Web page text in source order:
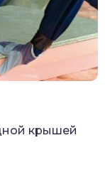
крышей